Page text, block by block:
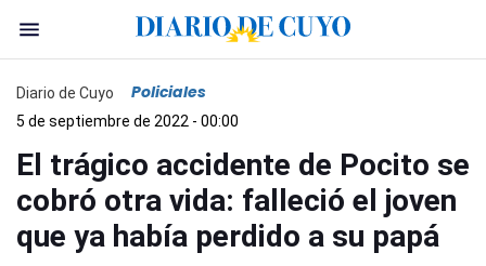
Diario de Cuyo Policiales
5 de septiembre de 2022 - 00:00
El trágico accidente de Pocito se
cobró otra vida: falleció el joven
que ya había perdido a su papá